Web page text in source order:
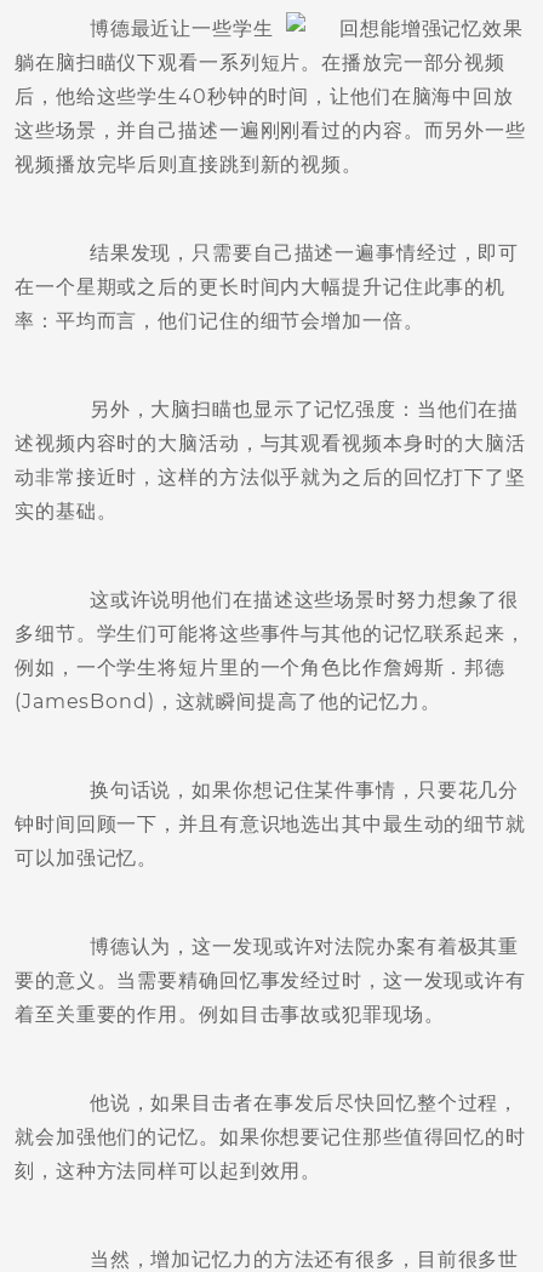
博德最近让一些学生
躺在脑扫瞄仪下观看一系列短片。在播放完一部分视频
后，他给这些学生40秒钟的时间，让他们在脑海中回放
这些场景，并自己描述一遍刚刚看过的内容。而另外一些
视频播放完毕后则直接跳到新的视频。
结果发现，只需要自己描述一遍事情经过，即可
在一个星期或之后的更长时间内大幅提升记住此事的机
率：平均而言，他们记住的细节会增加一倍。
另外，大脑扫瞄也显示了记忆强度：当他们在描
述视频内容时的大脑活动，与其观看视频本身时的大脑活
动非常接近时，这样的方法似乎就为之后的回忆打下了坚
实的基础。
这或许说明他们在描述这些场景时努力想象了很
多细节。学生们可能将这些事件与其他的记忆联系起来，
例如，一个学生将短片里的一个角色比作詹姆斯．邦德
(JamesBond)，这就瞬间提高了他的记忆力。
换句话说，如果你想记住某件事情，只要花几分
钟时间回顾一下，并且有意识地选出其中最生动的细节就
可以加强记忆。
博德认为，这一发现或许对法院办案有着极其重
要的意义。当需要精确回忆事发经过时，这一发现或许有
着至关重要的作用。例如目击事故或犯罪现场。
他说，如果目击者在事发后尽快回忆整个过程，
就会加强他们的记忆。如果你想要记住那些值得回忆的时
刻，这种方法同样可以起到效用。
当然，增加记忆力的方法还有很多，目前很多世